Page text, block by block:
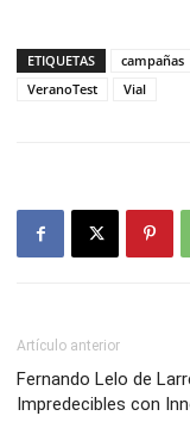
ETIQUETAS campañas
VeranoTest
Vial
Artículo anterior
Fernando Lelo de
Impredecibles con